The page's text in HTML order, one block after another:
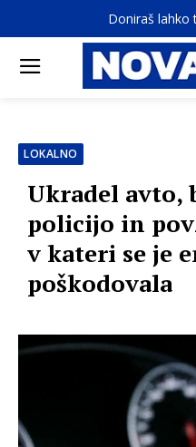
Doniraš lahko
LOKALNO
Ukradel avto,
policijo in
v kateri se je
poškodovala